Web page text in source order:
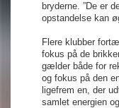
bryderne. ”De er
opstandelse kan
Flere klubber
fokus på de
gælder både for
og fokus på den
ligefrem en, der
samlet energien